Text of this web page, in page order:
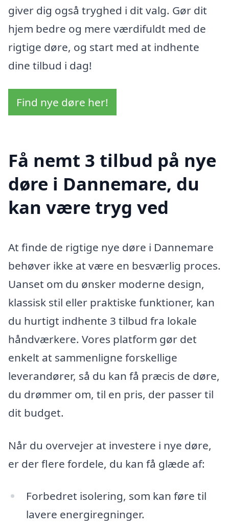
giver dig også tryghed i dit valg. Gør dit
hjem bedre og mere værdifuldt med de
rigtige døre, og start med at indhente
dine tilbud i dag!
Find nye døre her!
Få nemt 3 tilbud på nye
døre i Dannemare, du
kan være tryg ved
At finde de rigtige nye døre i Dannemare
behøver ikke at være en besværlig proces.
Uanset om du ønsker moderne design,
klassisk stil eller praktiske funktioner, kan
du hurtigt indhente 3 tilbud fra lokale
håndværkere. Vores platform gør det
enkelt at sammenligne forskellige
leverandører, så du kan få præcis de døre,
du drømmer om, til en pris, der passer til
dit budget.
Når du overvejer at investere i nye døre,
er der flere fordele, du kan få glæde af:
Forbedret isolering, som kan føre til
lavere energiregninger.